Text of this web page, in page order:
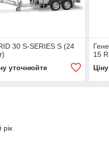
30 S-SERIES S (24
уточнюйте
15
рік